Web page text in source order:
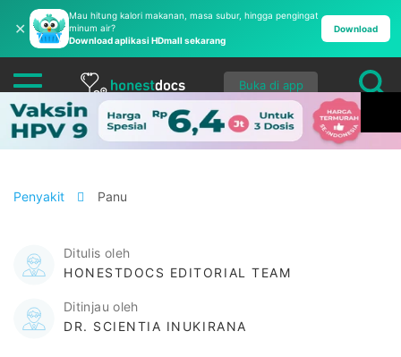
✕
Mau hitung kalori makanan, masa subur, hingga pengingat
minum air?
Download aplikasi HDmall sekarang
Download
Buka di app
Penyakit Panu
Ditulis oleh
HONESTDOCS EDITORIAL TEAM
Ditinjau oleh
DR. SCIENTIA INUKIRANA